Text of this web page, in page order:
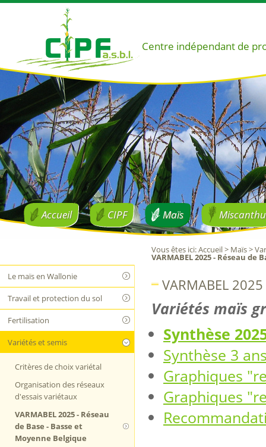
Centre indépendant de
Accueil CIPF Maïs
Le maïs en Wallonie
Travail et protection du sol
Fertilisation
Variétés et semis
Critères de choix variétal
Organisation des réseaux
d'essais variétaux
VARMABEL 2025 - Réseau
de Base - Basse et
Moyenne Belgique
Vous êtes ici:Accueil> Maïs>
VARMABEL 2025 - Réseau de
VARMABEL
Variétés maïs
Synthèse
Synthèse 3
Graphiques
Graphiques